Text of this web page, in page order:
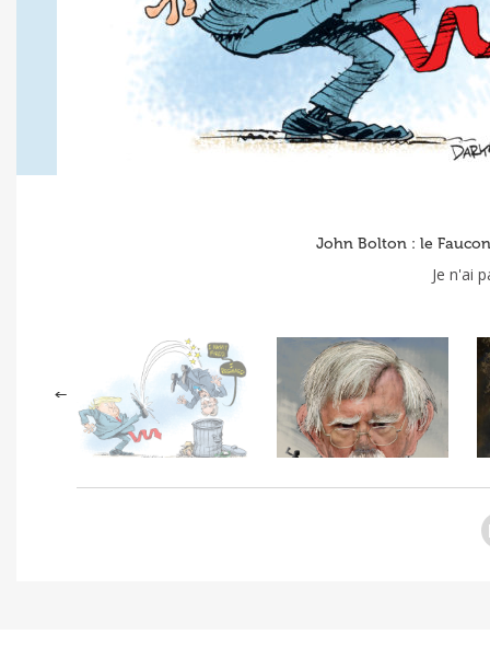
John Bolton : le
Je n'ai